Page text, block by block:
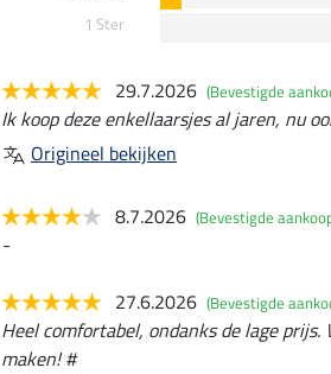
1 Ster
29.7.2026 (Bevestigde
Ik koop deze enkellaarsjes al jaren, nu
Origineel bekijken
8.7.2026 (Bevestigde
-
27.6.2026 (Bevestigde
Heel comfortabel, ondanks de lage
maken! #